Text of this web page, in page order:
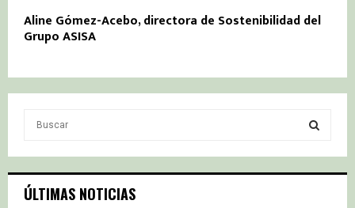
Aline Gómez-Acebo, directora de Sostenibilidad del
Grupo ASISA
c
h
S
ÚLTIMAS NOTICIAS